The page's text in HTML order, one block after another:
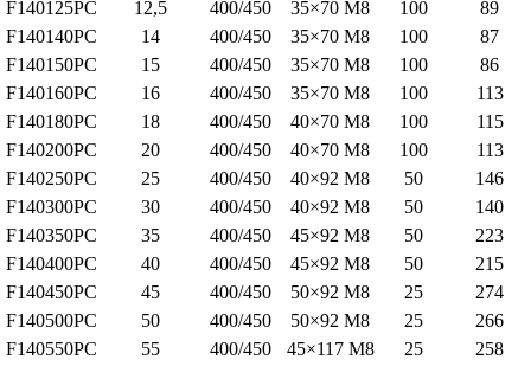
35×70
400/450
12,5
F140125PC
35×70
400/450
14
F140140PC
35×70
400/450
15
F140150PC
35×70
400/450
16
F140160PC
40×70
400/450
18
F140180PC
40×70
400/450
20
F140200PC
40×92
400/450
25
F140250PC
40×92
400/450
30
F140300PC
45×92
400/450
35
F140350PC
45×92
400/450
40
F140400PC
50×92
400/450
45
F140450PC
50×92
400/450
50
F140500PC
45×117
400/450
55
F140550PC